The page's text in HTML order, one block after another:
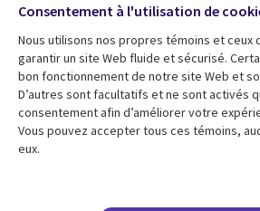
Ressources
Library
Links
Articles
Blog
Social
Media
FRANCE
Consentement à l'utilisation de
Nous utilisons nos propres témoins et ceux
garantir un site Web fluide et sécurisé.
bon fonctionnement de notre site Web et
D’autres sont facultatifs et ne sont activés
consentement afin d’améliorer votre
Vous pouvez accepter tous ces témoins,
eux.